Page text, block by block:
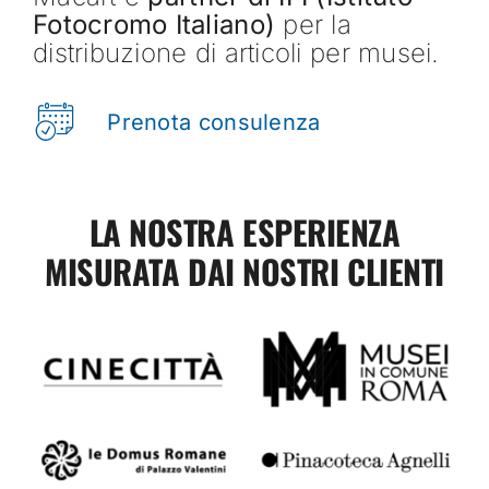
Fotocromo Italiano) per la
distribuzione di articoli per musei.
Prenota consulenza
LA NOSTRA ESPERIENZA
MISURATA DAI NOSTRI CLIENTI